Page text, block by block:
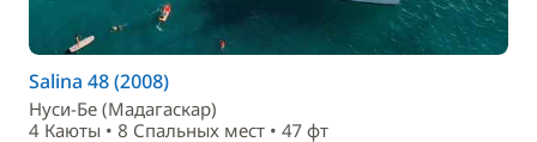
Salina 48 (2008)
Нуси-Бе (Мадагаскар)
4 Каюты • 8 Спальныx мест • 47 фт